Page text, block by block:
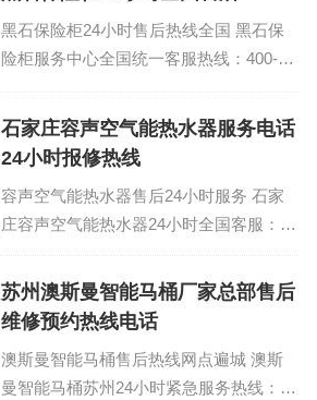
黑石保险柜24小时售后热线全国 黑石保
险柜服务中心全国统一客服热线：400-
保险柜...
石家庄容声空气能热水器服务电话
24小时报修热线
容声空气能热水器售后24小时服务 石家
庄容声空气能热水器24小时全国客服：
容声...
苏州澳斯曼智能马桶厂家总部售后
维修预约热线电话
澳斯曼智能马桶售后热线网点遍城 澳斯
曼智能马桶苏州24小时紧急服务热线：